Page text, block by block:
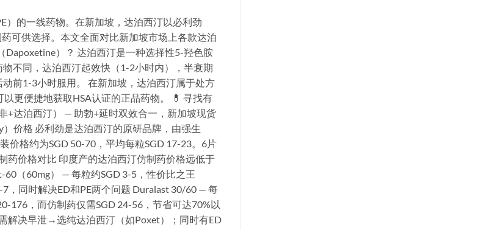
）的一线药物。在新加坡，达泊西汀以必利劲
可供选择。本文全面对比新加坡市场上各款达泊
）？ 达泊西汀是一种选择性5-羟色胺
不同，达泊西汀起效快（1-2小时内），半衰期
前1-3小时服用。 在新加坡，达泊西汀属于处方
更便捷地获取HSA认证的正品药物。 💊 寻找有
+达泊西汀） — 助勃+延时双效合一，新加坡现货
价格 必利劲是达泊西汀的原研品牌，由强生
价格约为SGD 50-70，平均每粒SGD 17-23。6片
药价格对比 印度产的达泊西汀仿制药价格远低于
（60mg） — 每粒约SGD 3-5，性价比之王
，同时解决ED和PE两个问题 Duralast 30/60 — 每
176，而仿制药仅需SGD 24-56，节省可达70%以
解决早泄→选纯达泊西汀（如Poxet）；同时有ED